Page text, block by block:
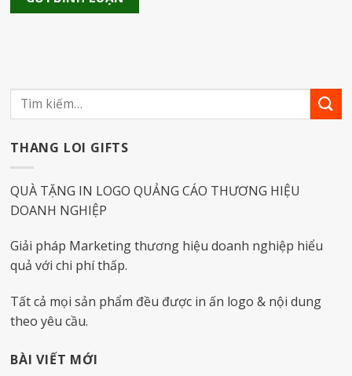
THANG LOI GIFTS
QUÀ TẶNG IN LOGO QUẢNG CÁO THƯƠNG HIỆU
DOANH NGHIỆP
Giải pháp Marketing thương hiệu doanh nghiệp hiểu
quả với chi phí thấp.
Tất cả mọi sản phẩm đều được in ấn logo & nội dung
theo yêu cầu.
BÀI VIẾT MỚI